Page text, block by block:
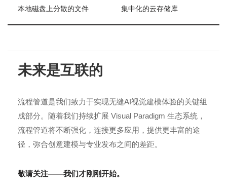
本地磁盘上分散的文件 集中化的云存储库
未来是互联的
流程管道是我们致力于实现无缝AI视觉建模体验的关键组
成部分。随着我们持续扩展 Visual Paradigm 生态系统，
流程管道将不断强化，连接更多应用，提供更丰富的途
径，弥合创意建模与专业发布之间的差距。
敬请关注——我们才刚刚开始。